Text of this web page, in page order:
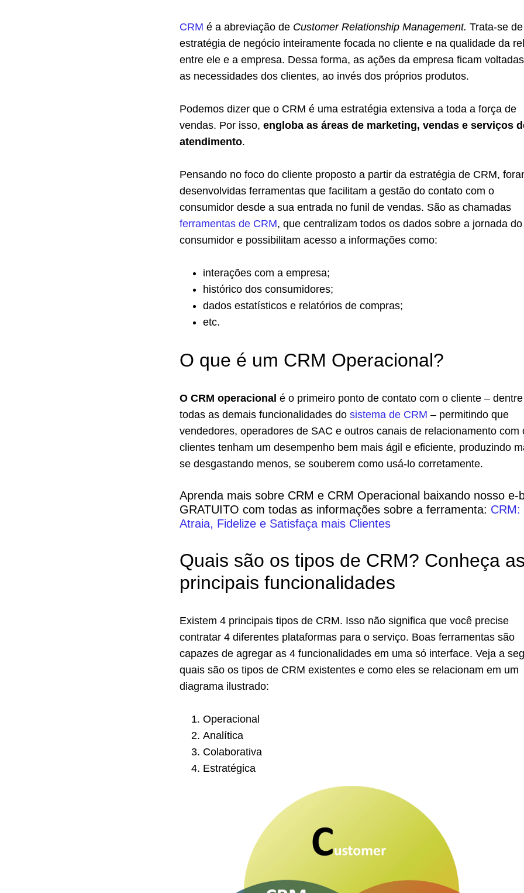
CRM é a abreviação de Customer Relationship Management. Trata-se
estratégia de negócio inteiramente focada no cliente e na qualidade da
entre ele e a empresa. Dessa forma, as ações da empresa ficam
as necessidades dos clientes, ao invés dos próprios produtos.
Podemos dizer que o CRM é uma estratégia extensiva a toda a força de
vendas. Por isso, engloba as áreas de marketing, vendas e serviços
atendimento.
Pensando no foco do cliente proposto a partir da estratégia de CRM,
desenvolvidas ferramentas que facilitam a gestão do contato com o
consumidor desde a sua entrada no funil de vendas. São as chamadas
ferramentas de CRM, que centralizam todos os dados sobre a jornada do
consumidor e possibilitam acesso a informações como:
interações com a empresa;
histórico dos consumidores;
dados estatísticos e relatórios de compras;
etc.
O que é um CRM Operacional?
O CRM operacional é o primeiro ponto de contato com o cliente – dentre
todas as demais funcionalidades do sistema de CRM – permitindo que
vendedores, operadores de SAC e outros canais de relacionamento com
clientes tenham um desempenho bem mais ágil e eficiente, produzindo
se desgastando menos, se souberem como usá-lo corretamente.
Aprenda mais sobre CRM e CRM Operacional baixando nosso e-
GRATUITO com todas as informações sobre a ferramenta: CRM:
Atraia, Fidelize e Satisfaça mais Clientes
Quais são os tipos de CRM? Conheça
principais funcionalidades
Existem 4 principais tipos de CRM. Isso não significa que você precise
contratar 4 diferentes plataformas para o serviço. Boas ferramentas são
capazes de agregar as 4 funcionalidades em uma só interface. Veja a
quais são os tipos de CRM existentes e como eles se relacionam em um
diagrama ilustrado:
Operacional
Analítica
Colaborativa
Estratégica